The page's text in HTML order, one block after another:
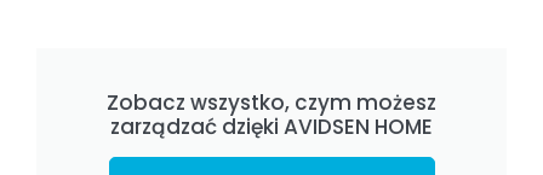
Zobacz wszystko, czym możesz
zarządzać dzięki AVIDSEN HOME